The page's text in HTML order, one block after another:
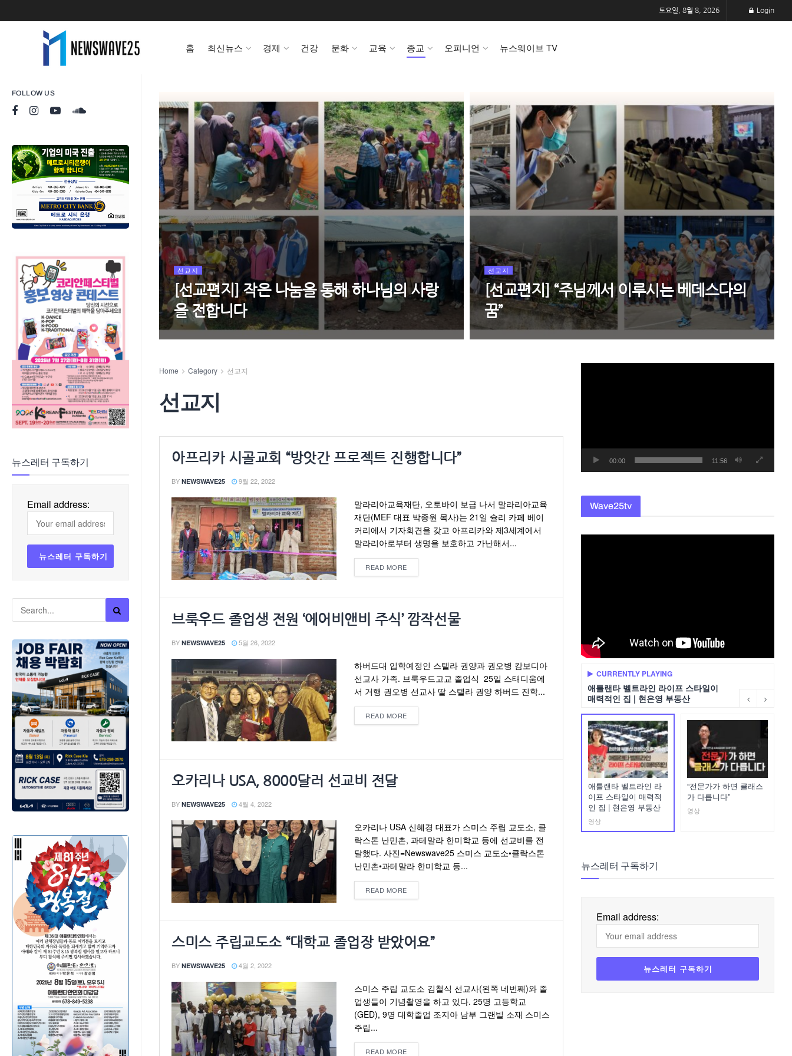
FOLLOW US
뉴스레터 구독하기
Email address:
토요일, 8월 8, 2026 Login
홈 최신뉴스 경제 건강 문화 교육 종교 오피니언 뉴스웨이브 TV
선교지
[선교편지] 작은 나눔을 통해 하나님의 사랑
을 전합니다
선교지
[선교편지] “주님께서 이루시는 베데스다의
꿈”
Home Category 선교지
선교지
아프리카 시골교회 “방앗간 프로젝트 진행합니다”
BY NEWSWAVE25 9월 22, 2022
말라리아교육재단, 오토바이 보급 나서 말라리아교육
재단(MEF 대표 박종원 목사)는 21일 슐리 카페 베이
커리에서 기자회견을 갖고 아프리카와 제3세계에서
말라리아로부터 생명을 보호하고 가난해서...
READ MORE
브룩우드 졸업생 전원 ‘에어비앤비 주식’ 깜작선물
BY NEWSWAVE25 5월 26, 2022
하버드대 입학예정인 스텔라 권양과 권오병 캄보디아
선교사 가족. 브룩우드고교 졸업식 25일 스태디움에
서 거행 권오병 선교사 딸 스텔라 권양 하버드 진학...
READ MORE
오카리나 USA, 8000달러 선교비 전달
BY NEWSWAVE25 4월 4, 2022
오카리나 USA 신혜경 대표가 스미스 주립 교도소, 클
락스톤 난민촌, 과테말라 한미학교 등에 선교비를 전
달했다. 사진=Newswave25 스미스 교도소•클락스톤
난민촌•과테말라 한미학교 등...
READ MORE
스미스 주립교도소 “대학교 졸업장 받았어요”
BY NEWSWAVE25 4월 2, 2022
스미스 주립 교도소 김철식 선교사(왼쪽 네번째)와 졸
업생들이 기념촬영을 하고 있다. 25명 고등학교
(GED), 9명 대학졸업 조지아 남부 그랜빌 소재 스미스
주립...
READ MORE
00:00 11:56
Wave25tv
CURRENTLY PLAYING
애틀랜타 벨트라인 라이프 스타일이
매력적인 집 | 현은영 부동산
애틀랜타 벨트라인 라
이프 스타일이 매력적
인 집 | 현은영 부동산
영상
“전문가가 하면 클래스
가 다릅니다”
영상
뉴스레터 구독하기
Email address: